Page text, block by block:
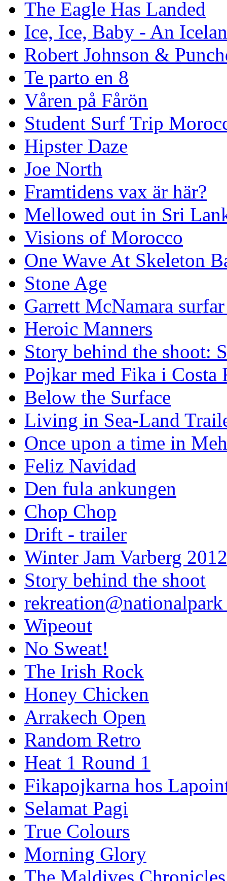
The Eagle Has Landed
Ice, Ice, Baby - An
Robert Johnson &
Te parto en 8
Våren på Fårön
Student Surf Trip
Hipster Daze
Joe North
Framtidens vax är här?
Mellowed out in Sri
Visions of Morocco
One Wave At Skeleton
Stone Age
Garrett McNamara
Heroic Manners
Story behind the shoot:
Pojkar med Fika i Costa
Below the Surface
Living in Sea-Land
Once upon a time in
Feliz Navidad
Den fula ankungen
Chop Chop
Drift - trailer
Winter Jam Varberg 2012
Story behind the shoot
rekreation@nationalpark
Wipeout
No Sweat!
The Irish Rock
Honey Chicken
Arrakech Open
Random Retro
Heat 1 Round 1
Fikapojkarna hos
Selamat Pagi
True Colours
Morning Glory
The Maldives